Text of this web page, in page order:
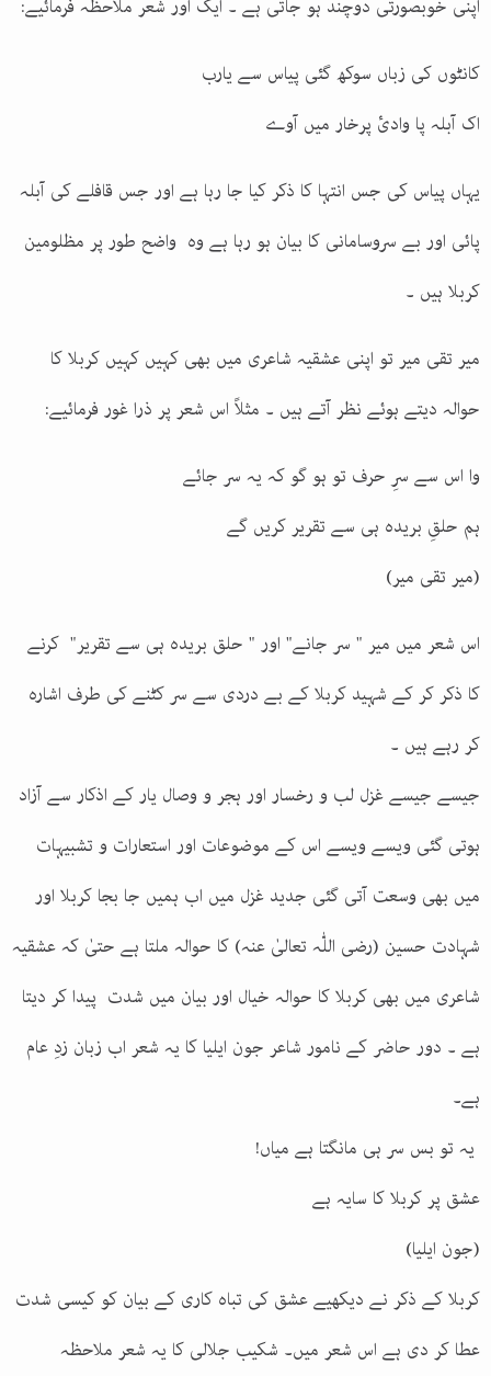
اپنی خوبصورتی دوچند ہو جاتی ہے ۔ ایک اور شعر ملاحظہ فرمائیے:
کانٹوں کی زباں سوکھ گئی پیاس سے یارب
اک آبلہ پا وادیٔ پرخار میں آوے
یہاں پیاس کی جس انتہا کا ذکر کیا جا رہا ہے اور جس قافلے کی آبلہ
پائی اور بے سروسامانی کا بیان ہو رہا ہے وہ واضح طور پر مظلومین
کربلا ہیں ۔
میر تقی میر تو اپنی عشقیہ شاعری میں بھی کہیں کہیں کربلا کا
حوالہ دیتے ہوئے نظر آتے ہیں ۔ مثلاً اس شعر پر ذرا غور فرمائیے:
وا اس سے سرِ حرف تو ہو گو کہ یہ سر جائے
ہم حلقِ بریدہ ہی سے تقریر کریں گے
(میر تقی میر)
اس شعر میں میر " سر جانے" اور " حلق بریدہ ہی سے تقریر" کرنے
کا ذکر کر کے شہید کربلا کے بے دردی سے سر کٹنے کی طرف اشارہ
کر رہے ہیں ۔
جیسے جیسے غزل لب و رخسار اور ہجر و وصال یار کے اذکار سے آزاد
ہوتی گئی ویسے ویسے اس کے موضوعات اور استعارات و تشبیہات
میں بھی وسعت آتی گئی جدید غزل میں اب ہمیں جا بجا کربلا اور
شہادت حسین (رضی اللّٰہ تعالیٰ عنہ) کا حوالہ ملتا ہے حتیٰ کہ عشقیہ
شاعری میں بھی کربلا کا حوالہ خیال اور بیان میں شدت پیدا کر دیتا
ہے ۔ دور حاضر کے نامور شاعر جون ایلیا کا یہ شعر اب زبان زدِ عام
ہے۔
یہ تو بس سر ہی مانگتا ہے میاں!
عشق پر کربلا کا سایہ ہے
(جون ایلیا)
کربلا کے ذکر نے دیکھیے عشق کی تباہ کاری کے بیان کو کیسی شدت
عطا کر دی ہے اس شعر میں۔ شکیب جلالی کا یہ شعر ملاحظہ